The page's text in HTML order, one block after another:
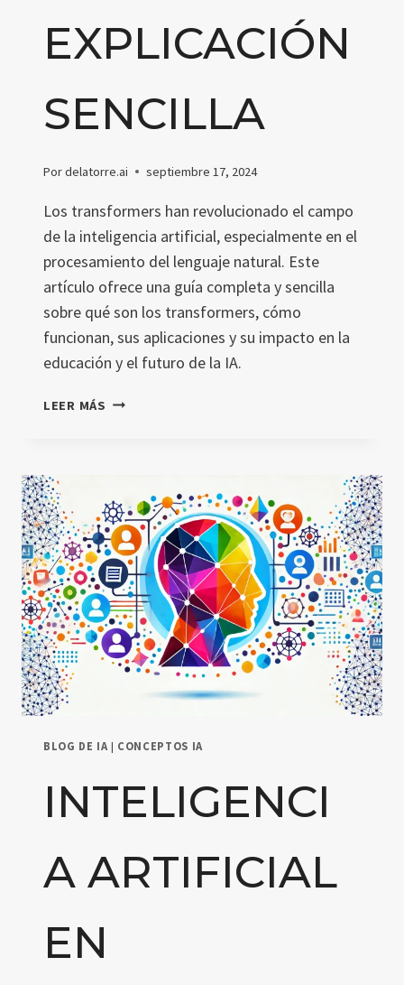
EXPLICACIÓN
SENCILLA
Pordelatorre.ai septiembre 17, 2024
Los transformers han revolucionado el campo
de la inteligencia artificial, especialmente en el
procesamiento del lenguaje natural. Este
artículo ofrece una guía completa y sencilla
sobre qué son los transformers, cómo
funcionan, sus aplicaciones y su impacto en la
educación y el futuro de la IA.
LEER MÁS LOS
ARTIFICIAL:
UNA
EXPLICACIÓN
SENCILLA
BLOG DE IA | CONCEPTOS IA
INTELIGENCI
A ARTIFICIAL
EN